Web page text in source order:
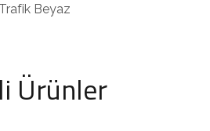
Trafik Beyaz
Ürünler